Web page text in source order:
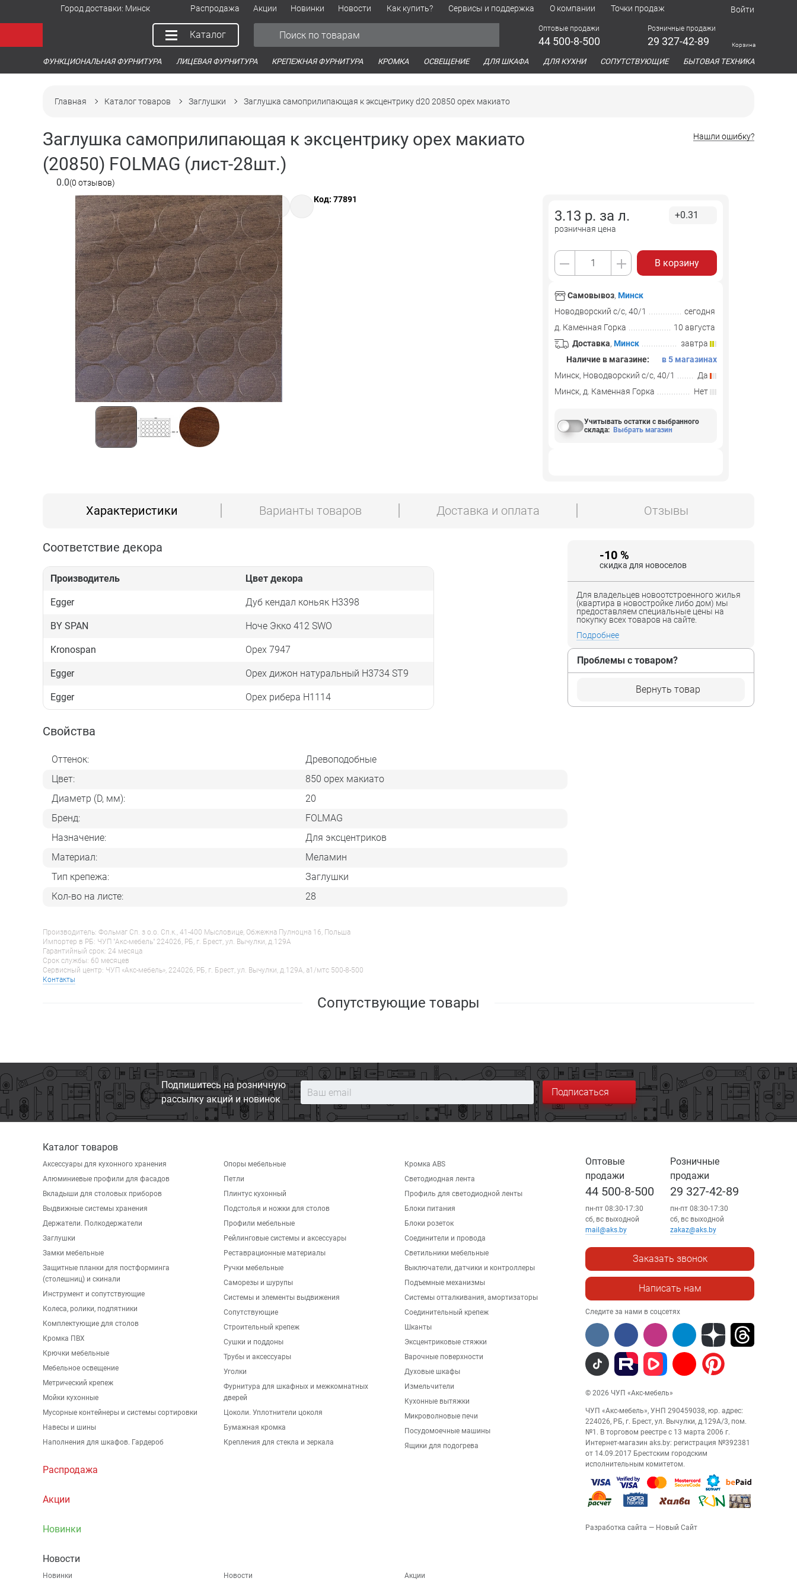
Город доставки: Минск Распродажа Акции Новинки Новости Как купить? Сервисы и поддержка О компании Точки продаж Войти
Каталог
Оптовые продажи
44 500-8-500
Розничные продажи
29 327-42-89 Корзина
ФУНКЦИОНАЛЬНАЯ ФУРНИТУРА ЛИЦЕВАЯ ФУРНИТУРА КРЕПЕЖНАЯ ФУРНИТУРА КРОМКА ОСВЕЩЕНИЕ ДЛЯ ШКАФА ДЛЯ КУХНИ СОПУТСТВУЮЩИЕ БЫТОВАЯ ТЕХНИКА
Главная Каталог товаров Заглушки Заглушка самоприлипающая к эксцентрику d20 20850 орех макиато
Заглушка самоприлипающая к эксцентрику орех макиато
(20850) FOLMAG (лист-28шт.)
0.0(0 отзывов)
Нашли ошибку?
Код: 77891
3.13 р. за л.
розничная цена
+0.31
В корзину
Самовывоз, Минск
Новодворский с/с, 40/1
сегодня
д. Каменная Горка
10 августа
Доставка, Минск
завтра
Наличие в магазине:
в 5 магазинах
Минск, Новодворский с/с, 40/1
Да
Минск, д. Каменная Горка
Нет
Учитывать остатки с выбранного
склада: Выбрать магазин
Характеристики Варианты товаров Доставка и оплата Отзывы
Соответствие декора
Производитель Цвет декора
Egger Дуб кендал коньяк Н3398
BY SPAN Ноче Экко 412 SWO
Kronospan Орех 7947
Egger Орех дижон натуральный H3734 ST9
Egger Орех рибера Н1114
Свойства
Оттенок:
Древоподобные
Цвет:
850 орех макиато
Диаметр (D, мм):
20
Бренд:
FOLMAG
Назначение:
Для эксцентриков
Материал:
Меламин
Тип крепежа:
Заглушки
Кол-во на листе:
28
Производитель: Фольмаг Сп. з о.о. Сп.к., 41-400 Мысловице, Обжежна Пулноцна 16, Польша
Импортер в РБ: ЧУП "Акс-мебель" 224026, РБ, г. Брест, ул. Вычулки, д.129А
Гарантийный срок: 24 месяца
Срок службы: 60 месяцев
Сервисный центр: ЧУП «Акс-мебель», 224026, РБ, г. Брест, ул. Вычулки, д.129А, a1/мтс 500-8-500
Контакты
-10 %
скидка для новоселов
Для владельцев новоотстроенного жилья
(квартира в новостройке либо дом) мы
предоставляем специальные цены на
покупку всех товаров на сайте.
Подробнее
Проблемы с товаром?
Вернуть товар
Сопутствующие товары
Подпишитесь на розничную
рассылку акций и новинок
Подписаться
Каталог товаров
Аксессуары для кухонного хранения
Алюминиевые профили для фасадов
Вкладыши для столовых приборов
Выдвижные системы хранения
Держатели. Полкодержатели
Заглушки
Замки мебельные
Защитные планки для постформинга
(столешниц) и скинали
Инструмент и сопутствующие
Колеса, ролики, подпятники
Комплектующие для столов
Кромка ПВХ
Крючки мебельные
Мебельное освещение
Метрический крепеж
Мойки кухонные
Мусорные контейнеры и системы сортировки
Навесы и шины
Наполнения для шкафов. Гардероб
Опоры мебельные
Петли
Плинтус кухонный
Подстолья и ножки для столов
Профили мебельные
Рейлинговые системы и аксессуары
Реставрационные материалы
Ручки мебельные
Саморезы и шурупы
Системы и элементы выдвижения
Сопутствующие
Строительный крепеж
Сушки и поддоны
Трубы и аксессуары
Уголки
Фурнитура для шкафных и межкомнатных
дверей
Цоколи. Уплотнители цоколя
Бумажная кромка
Крепления для стекла и зеркала
Кромка ABS
Светодиодная лента
Профиль для светодиодной ленты
Блоки питания
Блоки розеток
Соединители и провода
Светильники мебельные
Выключатели, датчики и контроллеры
Подъемные механизмы
Системы отталкивания, амортизаторы
Соединительный крепеж
Шканты
Эксцентриковые стяжки
Варочные поверхности
Духовые шкафы
Измельчители
Кухонные вытяжки
Микроволновые печи
Посудомоечные машины
Ящики для подогрева
Распродажа
Акции
Новинки
Новости
Новинки Новости Акции
Оптовые
продажи
44 500-8-500
пн-пт 08:30-17:30
сб, вс выходной
mail@aks.by
Розничные
продажи
29 327-42-89
пн-пт 08:30-17:30
сб, вс выходной
zakaz@aks.by
Заказать звонок
Написать нам
Следите за нами в соцсетях
© 2026 ЧУП «Акс-мебель»
ЧУП «Акс-мебель», УНП 290459038, юр. адрес:
224026, РБ, г. Брест, ул. Вычулки, д.129А/3, пом.
№1. В торговом реестре с 13 марта 2006 г.
Интернет-магазин aks.by: регистрация №392381
от 14.09.2017 Брестским городским
исполнительным комитетом.
Разработка сайта — Новый Сайт